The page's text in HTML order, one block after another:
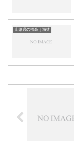
山形県の標高｜海抜